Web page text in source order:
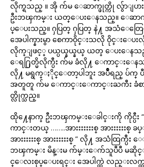
လိုက္ရသည္ ။ အို က်မ ေဆာက္ဖုတ္ကို လွ်ာျပား
ဦးဘၾကမ္း ယတ္‌ေပး‌ေနသည္။ ေဆာက္စိ
ပ္ေပးသည္။ ႁပြတ္ ႁပြတ္ နဲ႔ အသံေတ
အေပါက္နားမွာ စေကာဝိုင္းသလို ဝိုင္းေ
လိုက္ျဖင့္ ပယ္ပယ္နယ္နယ္ ယတ္ ေပးေနသည္
ေရ႐ြတ္မိလိုက္ပီး က်မ ခံလို႔ ေကာင္းေ
လို႔ မရွက္ႏိုင္‌ေတာ့ပါဘူး အပ်ိဳရည္ ပ်က္ ပီးမွ
အတူတူ က်မ ေကာင္းေကာင္းႀကီး ခံစ
တ္လိုက္သည္။
ထို႔ေနာက္ ဦးဘၾကမ္းေခါင္းကို ကိုင္ပီး
ကာင္းတယ္ ……..အားးးးးးးစ္ အားးးးးး
အားးးးးးစ္ အားးးးးးစ္ ” လို႔ အသံထြက္ပီ
ဘၾကမ္း မိန္းမ က်မ္းေက်သူပီပီ မဆိုင္
င္ေလးစုပ္ေပးရင္း အေပါက္ထဲ လည္းလ